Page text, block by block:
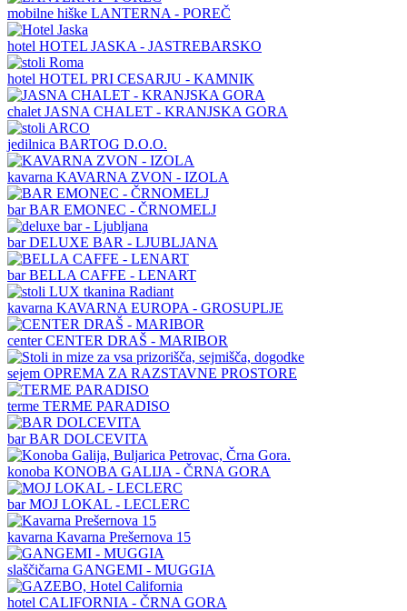
mobilne hiške LANTERNA - POREČ
hotel HOTEL JASKA - JASTREBARSKO
hotel HOTEL PRI CESARJU - KAMNIK
chalet JASNA CHALET - KRANJSKA GORA
jedilnica BARTOG D.O.O.
kavarna KAVARNA ZVON - IZOLA
barBAR EMONEC - ČRNOMELJ
barDELUXE BAR - LJUBLJANA
barBELLA CAFFE - LENART
kavarna KAVARNA EUROPA - GROSUPLJE
centerCENTER DRAŠ - MARIBOR
sejem OPREMA ZA RAZSTAVNE PROSTORE
terme TERME PARADISO
barBAR DOLCEVITA
konoba KONOBA GALIJA - ČRNA GORA
barMOJ LOKAL - LECLERC
kavarna Kavarna Prešernova 15
slaščičarna GANGEMI - MUGGIA
hotel CALIFORNIA - ČRNA GORA